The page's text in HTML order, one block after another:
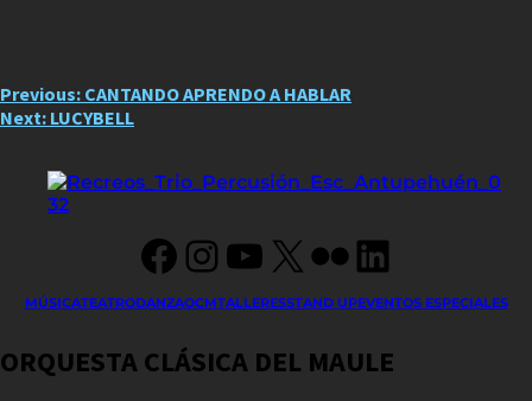
Post
navigation
Previous: CANTANDO APRENDO A HABLAR
Next: LUCYBELL
Facebook
Instagram
YouTube
X FlickrLinkedIn
MÚSICATEATRODANZAOCMTALLERESSTAND UPEVENTOS ESPECIALES
ORQUESTA CLÁSICA DEL MAULE